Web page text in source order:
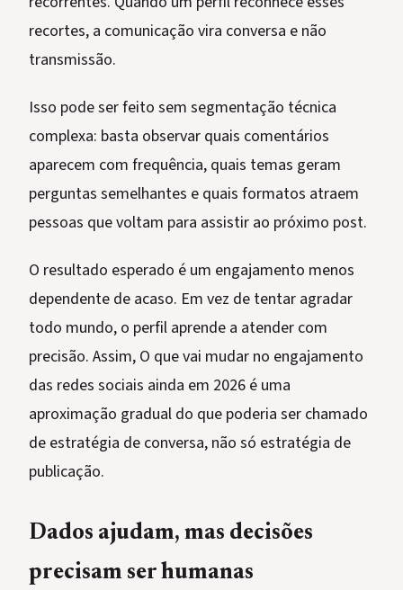
recortes, a comunicação vira conversa e não
transmissão.
Isso pode ser feito sem segmentação técnica
complexa: basta observar quais comentários
aparecem com frequência, quais temas geram
perguntas semelhantes e quais formatos atraem
pessoas que voltam para assistir ao próximo post.
O resultado esperado é um engajamento menos
dependente de acaso. Em vez de tentar agradar
todo mundo, o perfil aprende a atender com
precisão. Assim, O que vai mudar no engajamento
das redes sociais ainda em 2026 é uma
aproximação gradual do que poderia ser chamado
de estratégia de conversa, não só estratégia de
publicação.
Dados ajudam, mas decisões
precisam ser humanas